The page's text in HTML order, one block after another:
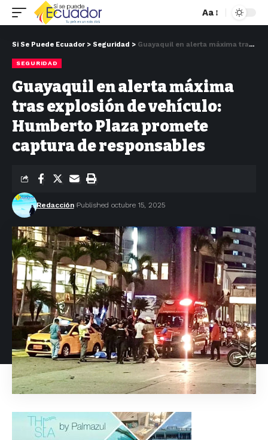
Aa
Si Se Puede Ecuador > Seguridad > Guayaquil en alerta máxima tras explosión de vehículo: Humberto Plaza promete captura de responsables
SEGURIDAD
Guayaquil en alerta máxima
tras explosión de vehículo:
Humberto Plaza promete
captura de responsables
Redacción Published octubre 15, 2025